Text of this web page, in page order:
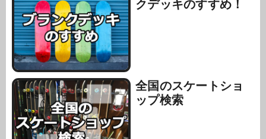
全国のスケートショ
ップ検索